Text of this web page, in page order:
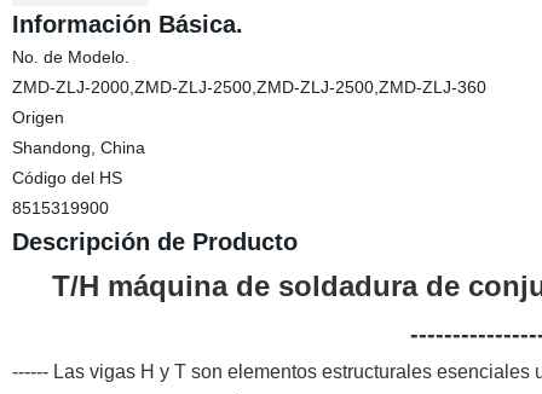
Información Básica.
No. de Modelo.
ZMD-ZLJ-2000,ZMD-ZLJ-2500,ZMD-ZLJ-2500,ZMD-ZLJ-360
Origen
Shandong, China
Código del HS
8515319900
Descripción de Producto
T/H máquina de soldadura de
------ Las vigas H y T son elementos estructurales